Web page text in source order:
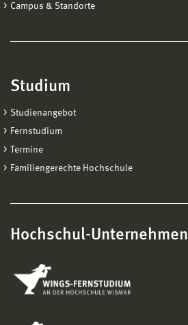
Campus & Standorte
Studium
Studienangebot
Fernstudium
Termine
Familiengerechte Hochschule
Hochschul-Unternehmen